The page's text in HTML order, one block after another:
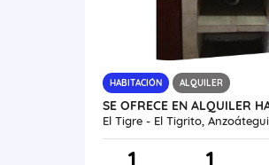
HABITACIÓN ALQUILER
El Tigre - El Tigrito, Anzoátegui
1 1